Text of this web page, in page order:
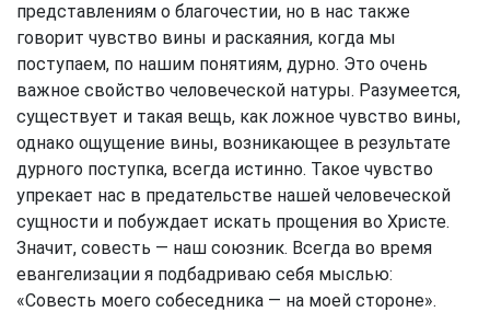
представлениям о благочестии, но в нас также
говорит чувство вины и раскаяния, когда мы
поступаем, по нашим понятиям, дурно. Это очень
важное свойство человеческой натуры. Разумеется,
существует и такая вещь, как ложное чувство вины,
однако ощущение вины, возникающее в результате
дурного поступка, всегда истинно. Такое чувство
упрекает нас в предательстве нашей человеческой
сущности и побуждает искать прощения во Христе.
Значит, совесть — наш союзник. Всегда во время
евангелизации я подбадриваю себя мыслью:
«Совесть моего собеседника — на моей стороне».